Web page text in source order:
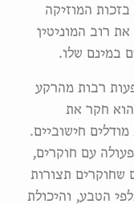
המוזיקה
רוב המוניטין
במינם שלו.
רבות מהרקע
הוא חקר את
חישוביים.
עם חוקרים,
שחוקרים תצורות
הטבע, והיכולת